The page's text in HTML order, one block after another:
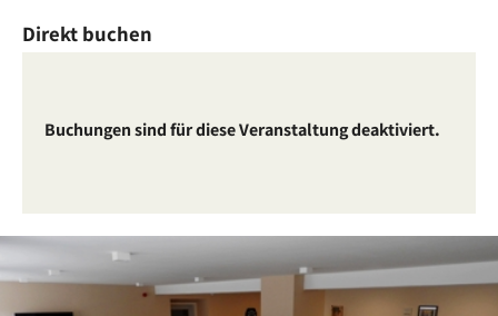
Direkt buchen
Buchungen sind für diese Veranstaltung deaktiviert.